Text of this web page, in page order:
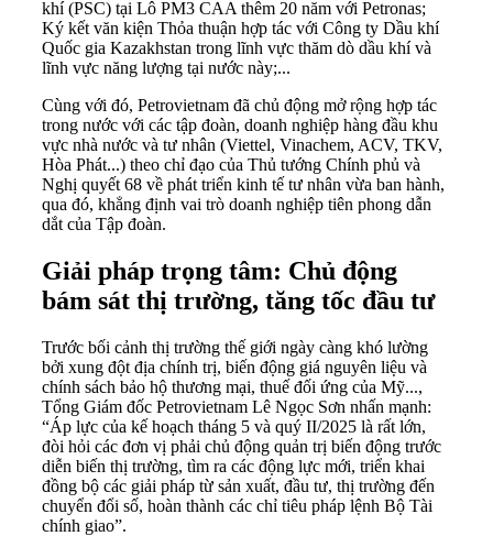
khí (PSC) tại Lô PM3 CAA thêm 20 năm với Petronas;
Ký kết văn kiện Thỏa thuận hợp tác với Công ty Dầu khí
Quốc gia Kazakhstan trong lĩnh vực thăm dò dầu khí và
lĩnh vực năng lượng tại nước này;...
Cùng với đó, Petrovietnam đã chủ động mở rộng hợp tác
trong nước với các tập đoàn, doanh nghiệp hàng đầu khu
vực nhà nước và tư nhân (Viettel, Vinachem, ACV, TKV,
Hòa Phát...) theo chỉ đạo của Thủ tướng Chính phủ và
Nghị quyết 68 về phát triển kinh tế tư nhân vừa ban hành,
qua đó, khẳng định vai trò doanh nghiệp tiên phong dẫn
dắt của Tập đoàn.
Giải pháp trọng tâm: Chủ động
bám sát thị trường, tăng tốc đầu tư
Trước bối cảnh thị trường thế giới ngày càng khó lường
bởi xung đột địa chính trị, biến động giá nguyên liệu và
chính sách bảo hộ thương mại, thuế đối ứng của Mỹ...,
Tổng Giám đốc Petrovietnam Lê Ngọc Sơn nhấn mạnh:
“Áp lực của kế hoạch tháng 5 và quý II/2025 là rất lớn,
đòi hỏi các đơn vị phải chủ động quản trị biến động trước
diễn biến thị trường, tìm ra các động lực mới, triển khai
đồng bộ các giải pháp từ sản xuất, đầu tư, thị trường đến
chuyển đổi số, hoàn thành các chỉ tiêu pháp lệnh Bộ Tài
chính giao”.